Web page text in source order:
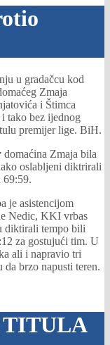
u gradačcu kod
Zmaja
i Štimca
tako bez ijednog
premijer lige. BiH.
Zmaja bila
oslabljeni diktrirali
69:59.
je asistencijom
Nedic, KKI vrbas
diktirali tempo bili
za gostujući tim. U
ali i napravio tri
brzo napusti teren.
TITULA